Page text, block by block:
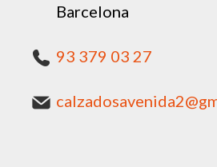
Barcelona
93 379 03 27